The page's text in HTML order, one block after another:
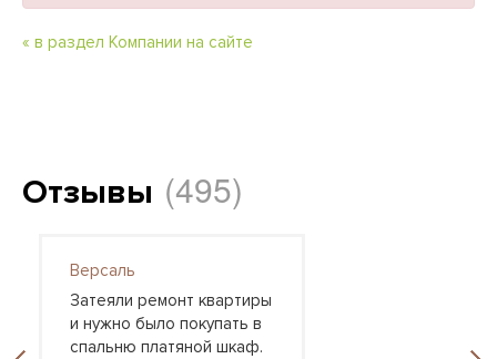
« в раздел Компании на сайте
Отзывы (495)
Версаль
Затеяли ремонт квартиры
и нужно было покупать в
спальню платяной шкаф.